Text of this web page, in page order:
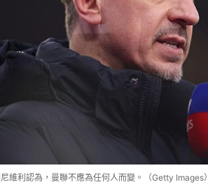
維利認為，曼聯不應為任何人而變。（Getty Images）